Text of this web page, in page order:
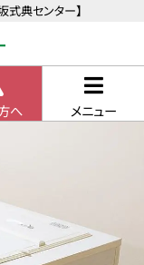
典センター】
へ メニュー